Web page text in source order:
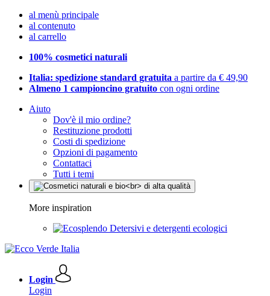
al menù principale
al contenuto
al carrello
100% cosmetici naturali
Italia: spedizione standard gratuita a partire da € 49,90
Almeno 1 campioncino gratuito con ogni ordine
Aiuto
Dov'è il mio ordine?
Restituzione prodotti
Costi di spedizione
Opzioni di pagamento
Contattaci
Tutti i temi
More inspiration
Detersivi e detergenti ecologici
Login
Login